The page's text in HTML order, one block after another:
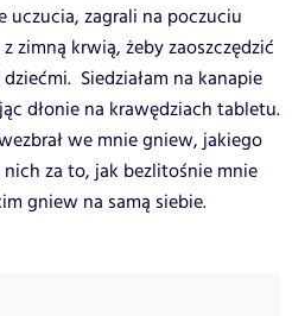
uczucia, zagrali na poczuciu
zimną krwią, żeby zaoszczędzić
Siedziałam na kanapie
dłonie na krawędziach tabletu.
we mnie gniew, jakiego
za to, jak bezlitośnie mnie
gniew na samą siebie.